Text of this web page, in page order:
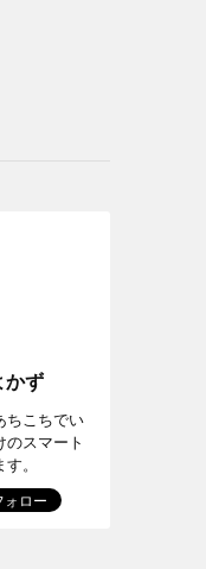
かず
ちこちでい
のスマート
。